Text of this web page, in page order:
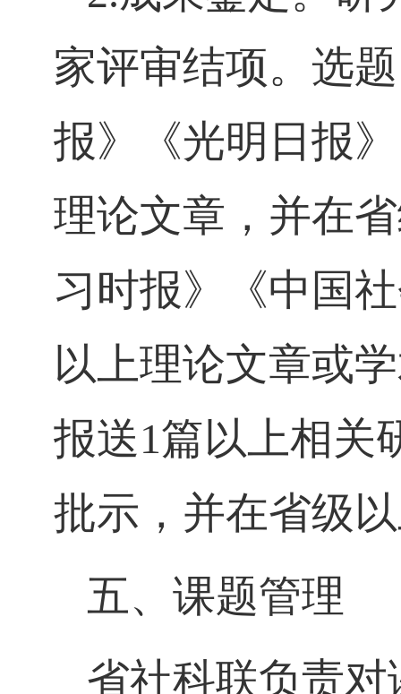
家评审结项。选题
报》《光明日报
理论文章，并在
习时报》《中国
以上理论文章或
报送1篇以上相关
批示，并在省级
五、课题管理
省社科联负责